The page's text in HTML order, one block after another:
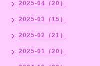
2025-04（20）
2025-03（15）
2025-02（21）
2025-01（20）